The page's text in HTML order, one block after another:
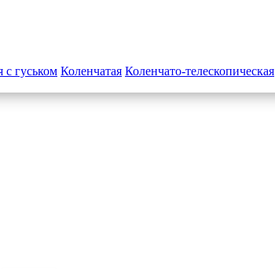
с гуськом Коленчатая Коленчато-телескопическая